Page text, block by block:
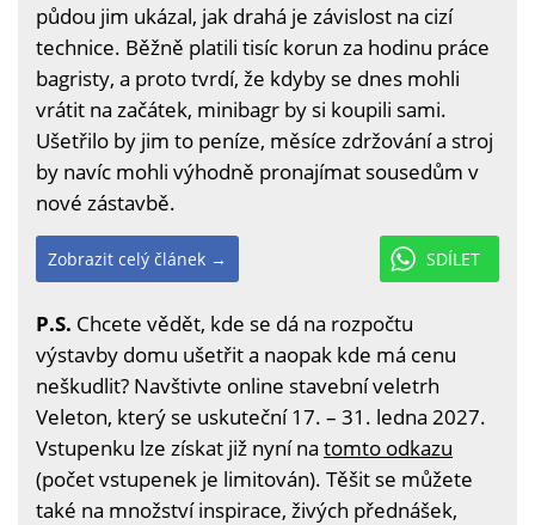
půdou jim ukázal, jak drahá je závislost na cizí
technice. Běžně platili tisíc korun za hodinu práce
bagristy, a proto tvrdí, že kdyby se dnes mohli
vrátit na začátek, minibagr by si koupili sami.
Ušetřilo by jim to peníze, měsíce zdržování a stroj
by navíc mohli výhodně pronajímat sousedům v
nové zástavbě.
SDÍLET
Zobrazit celý článek →
P.S. Chcete vědět, kde se dá na rozpočtu
výstavby domu ušetřit a naopak kde má cenu
neškudlit? Navštivte online stavební veletrh
Veleton, který se uskuteční 17. – 31. ledna 2027.
Vstupenku lze získat již nyní na tomto odkazu
(počet vstupenek je limitován). Těšit se můžete
také na množství inspirace, živých přednášek,